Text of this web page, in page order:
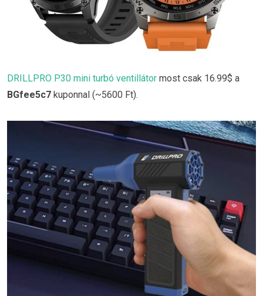
DRILLPRO P30 mini turbó ventillátor most csak 16.99$ a
BGfee5c7 kuponnal (~5600 Ft).